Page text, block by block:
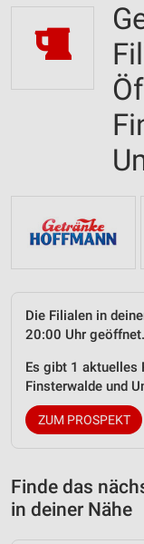
Die Filialen in
20:00 Uhr geöffnet.
Es gibt 1 aktuelles
Finsterwalde und
ZUM PROSPEKT
Finde das
in deiner Nähe